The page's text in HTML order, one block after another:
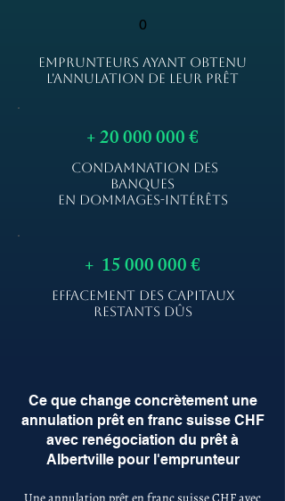
0
EMPRUNTEURS AYANT OBTENU
L'ANNULATION DE LEUR PRÊT
+20 000 000€
CONDAMNATION DES
BANQUES
EN DOMMAGES-INTÉRÊTS
+ 15 000 000€
EFFACEMENT DES CAPITAUX
RESTANTS DÛS
Ce que change concrètement une
annulation prêt en franc suisse CHF
avec renégociation du prêt à
Albertville pour l'emprunteur